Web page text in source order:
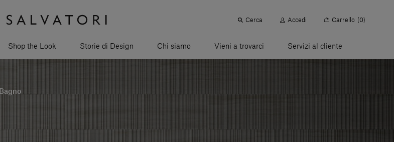
Cerca Accedi Carrello (0)
Shop the Look Storie di Design Chi siamo Vieni a trovarci Servizi al cliente
Bagno